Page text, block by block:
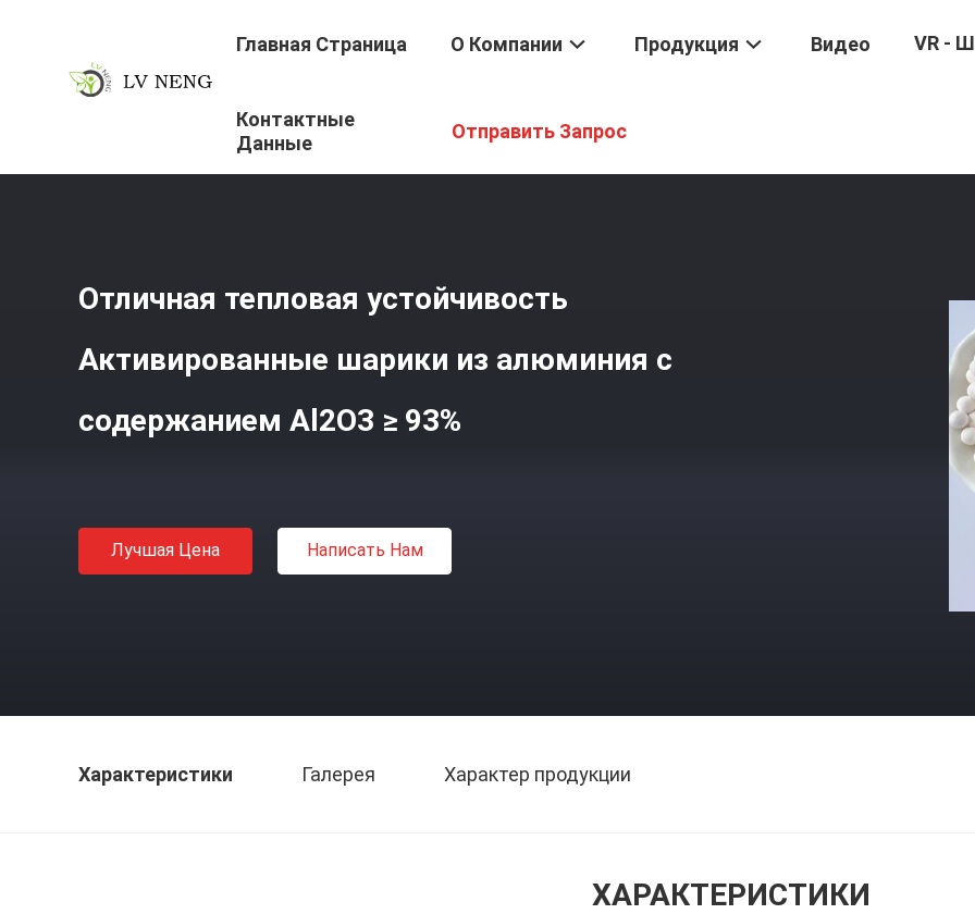
Главная Страница О Компании Продукция Видео VR -
Контактные
Данные
Отправить Запрос
Продукция / Активированные Шарики Глинозема
Отличная тепловая устойчивость
Активированные шарики из алюминия с
содержанием Al2O3 ≥ 93%
Лучшая Цена Написать Нам
Характеристики Галерея Характер продукции
ХАРАКТЕРИСТИКИ